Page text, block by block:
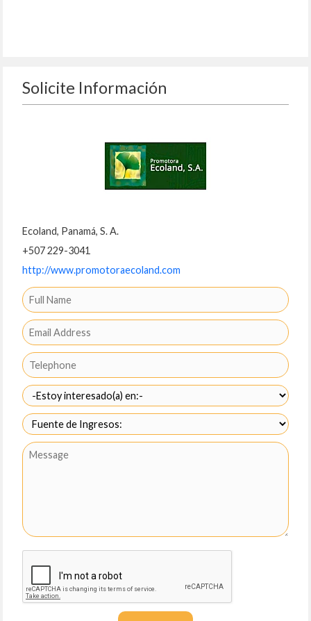
Solicite Información
Ecoland, Panamá, S. A.
+507 229-3041
http://www.promotoraecoland.com